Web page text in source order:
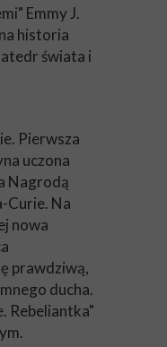
Emmy J.
historia
świata i
Pierwsza
uczona
Nagrodą
Curie. Na
nowa
prawdziwą,
ducha.
Rebeliantka"